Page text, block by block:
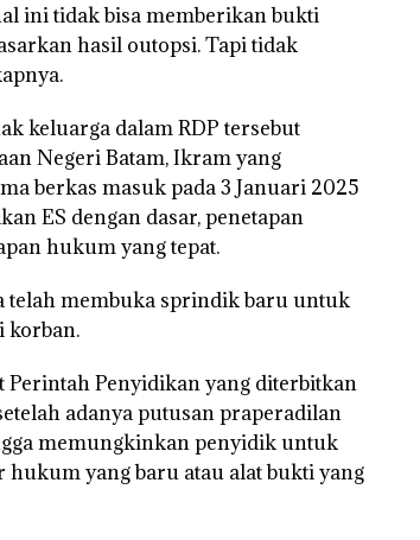
ini tidak bisa memberikan bukti
hasil outopsi. Tapi tidak
keluarga dalam RDP tersebut
Negeri Batam, Ikram yang
berkas masuk pada 3 Januari 2025
ES dengan dasar, penetapan
hukum yang tepat.
telah membuka sprindik baru untuk
korban.
Perintah Penyidikan yang diterbitkan
adanya putusan praperadilan
memungkinkan penyidik untuk
yang baru atau alat bukti yang